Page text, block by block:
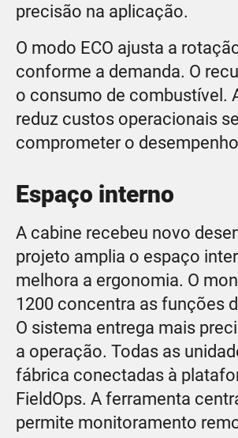
precisão na aplicação.
O modo ECO ajusta a
conforme a demanda. O
o consumo de combustível.
reduz custos operacionais
comprometer o
Espaço interno
A cabine recebeu novo
projeto amplia o espaço
melhora a ergonomia. O
1200 concentra as funções
O sistema entrega mais
a operação. Todas as
fábrica conectadas à
FieldOps. A ferramenta
permite monitoramento